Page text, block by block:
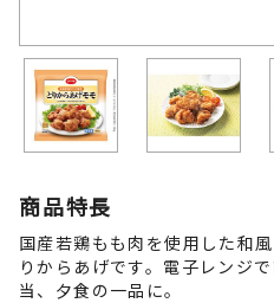
商品特長
国産若鶏もも肉を使用した和
りからあげです。電子レンジ
当、夕食の一品に。